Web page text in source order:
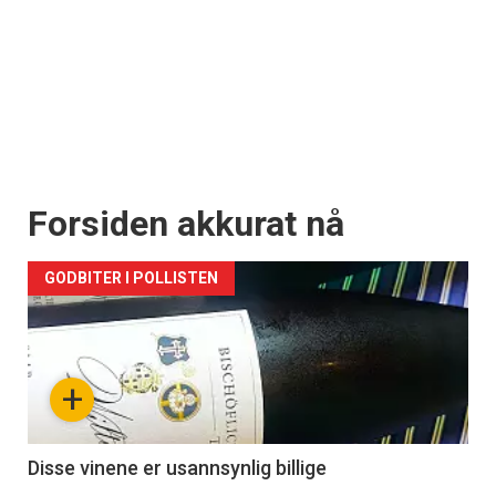
Forsiden akkurat nå
+
GODBITER I POLLISTEN
Disse vinene er usannsynlig billige